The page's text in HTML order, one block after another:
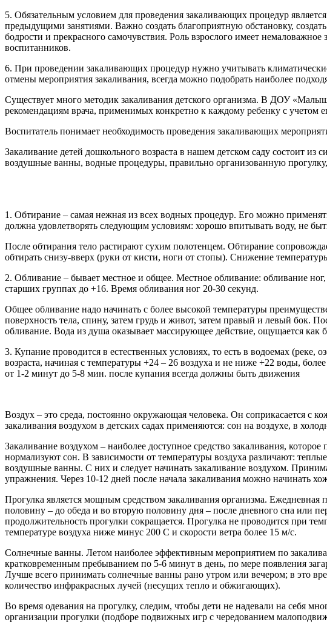
5. Обязательным условием для проведения закаливающих процедур
предыдущими занятиями. Важно создать благоприятную обстановку,
бодрости и прекрасного самочувствия. Роль взрослого имеет
воспитанников. ​
6. При проведении закаливающих процедур нужно учитывать
отмены мероприятия закаливания, всегда можно подобрать наиболее
Существует много методик закаливания детского организма. В ДОУ
рекомендациям врача, применимых конкретно к каждому ребенку с учетом
Воспитатель понимает необходимость проведения закаливающих
Закаливание детей дошкольного возраста в нашем детском саду состоит
воздушные ванны, водные процедуры, правильно организованную
1. Обтирание – самая нежная из всех водных процедур. Его можно
должна удовлетворять следующим условиям: хорошо впитывать воду, не
После обтирания тело растирают сухим полотенцем. Обтирание
обтирать снизу-вверх (руки от кисти, ноги от стопы). Снижение
​2. Обливание – бывает местное и общее. Местное обливание: обливание
старших группах до +16. Время обливания ног 20-30 секунд. ​
Общее обливание надо начинать с более высокой температуры
поверхность тела, спину, затем грудь и живот, затем правый и левый бок.
обливание. Вода из душа оказывает массирующее действие, ощущается как
3. Купание проводится в естественных условиях, то есть в водоемах (реке,
возраста, начиная с температуры +24 – 26 воздуха и не ниже +22 воды,
от 1-2 минут до 5-8 мин. после купания всегда должны быть движения​
Воздух – это среда, постоянно окружающая человека. Он соприкасается с
закаливания воздухом в детских садах применяются: сон на воздухе, в
Закаливание воздухом – наиболее доступное средство закаливания,
нормализуют сон. В зависимости от температуры воздуха различают:
воздушные ванны. С них и следует начинать закаливание воздухом.
упражнения. Через 10-12 дней после начала закаливания можно начинать
Прогулка является мощным средством закаливания организма. Ежедневная
половину – до обеда и во вторую половину дня – после дневного сна или
продолжительность прогулки сокращается. Прогулка не проводится при
температуре воздуха ниже минус 200 С и скорости ветра более 15 м/с. ​
Солнечные ванны. Летом наиболее эффективным мероприятием по
кратковременным пребыванием по 5-6 минут в день, по мере появления
Лучше всего принимать солнечные ванны рано утром или вечером; в это
количество инфракрасных лучей (несущих тепло и обжигающих). ​
Во время одевания на прогулку, следим, чтобы дети не надевали на себя
организации прогулки (подборе подвижных игр с чередованием